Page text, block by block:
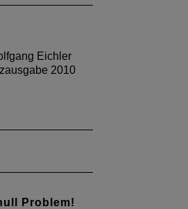
Eichler
2010
Problem!